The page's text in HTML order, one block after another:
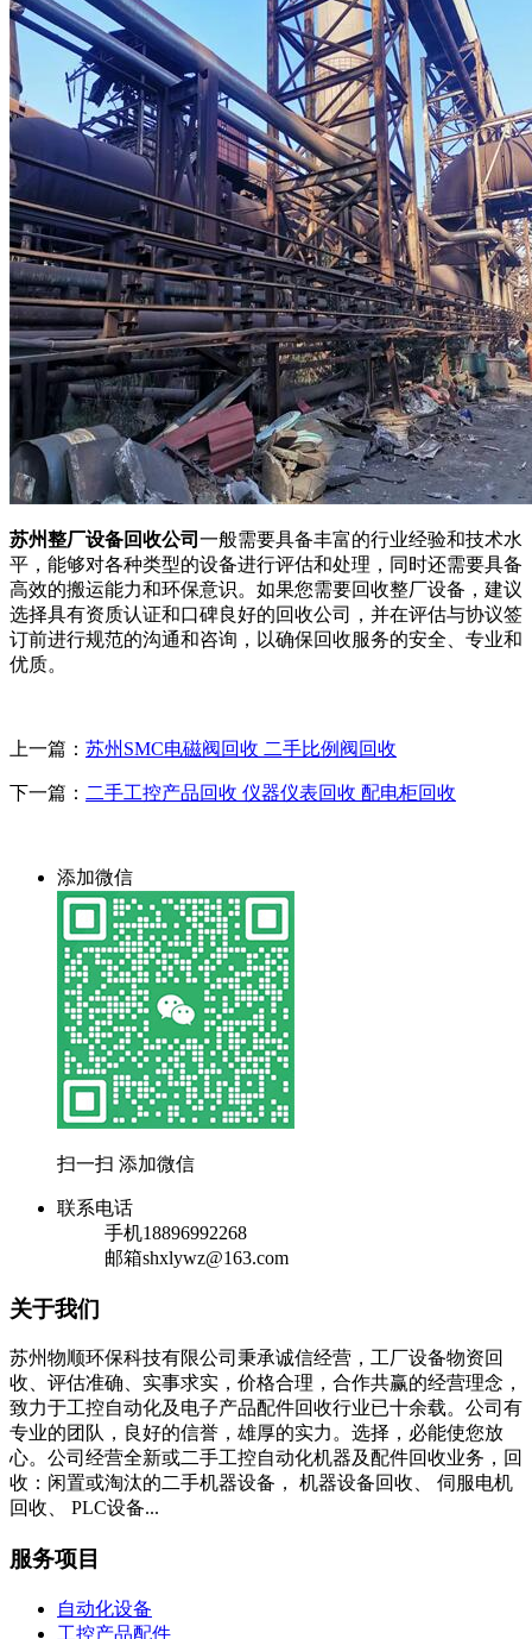
苏州整厂设备回收公司 一般需要具备丰富的行业经验和技术水
平，能够对各种类型的设备进行评估和处理，同时还需要具备
高效的搬运能力和环保意识。如果您需要回收整厂设备，建议
选择具有资质认证和口碑良好的回收公司，并在评估与协议签
订前进行规范的沟通和咨询，以确保回收服务的安全、专业和
优质。
上一篇： 苏州SMC电磁阀回收 二手比例阀回收
下一篇： 二手工控产品回收 仪器仪表回收 配电柜回收
添加微信
扫一扫 添加微信
联系电话
手机18896992268
邮箱shxlywz@163.com
关于我们
苏州物顺环保科技有限公司秉承诚信经营，工厂设备物资回
收、评估准确、实事求实，价格合理，合作共赢的经营理念，
致力于工控自动化及电子产品配件回收行业已十余载。公司有
专业的团队，良好的信誉，雄厚的实力。选择，必能使您放
心。公司经营全新或二手工控自动化机器及配件回收业务，回
收：闲置或淘汰的二手机器设备， 机器设备回收、 伺服电机
回收、 PLC设备...
服务项目
自动化设备
工控产品配件